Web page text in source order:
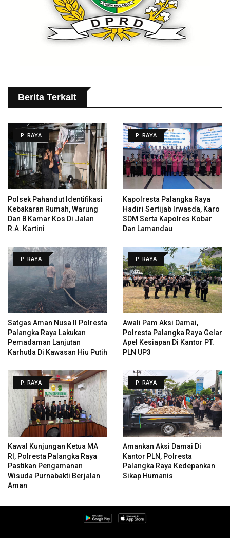
Berita Terkait
P. RAYA
Polsek Pahandut Identifikasi
Kebakaran Rumah, Warung
Dan 8 Kamar Kos Di Jalan
R.A. Kartini
P. RAYA
Kapolresta Palangka Raya
Hadiri Sertijab Irwasda, Karo
SDM Serta Kapolres Kobar
Dan Lamandau
P. RAYA
Satgas Aman Nusa II Polresta
Palangka Raya Lakukan
Pemadaman Lanjutan
Karhutla Di Kawasan Hiu Putih
P. RAYA
Awali Pam Aksi Damai,
Polresta Palangka Raya Gelar
Apel Kesiapan Di Kantor PT.
PLN UP3
P. RAYA
Kawal Kunjungan Ketua MA
RI, Polresta Palangka Raya
Pastikan Pengamanan
Wisuda Purnabakti Berjalan
Aman
P. RAYA
Amankan Aksi Damai Di
Kantor PLN, Polresta
Palangka Raya Kedepankan
Sikap Humanis